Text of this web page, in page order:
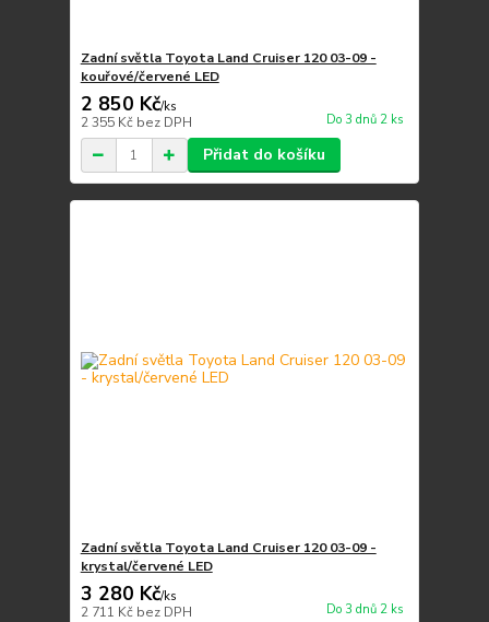
Zadní světla Toyota Land Cruiser 120 03-09 -
kouřové/červené LED
2 850 Kč/ks
2 355 Kč bez DPH Do 3 dnů 2 ks
Přidat do košíku
Zadní světla Toyota Land Cruiser 120 03-09 -
krystal/červené LED
3 280 Kč/ks
2 711 Kč bez DPH Do 3 dnů 2 ks